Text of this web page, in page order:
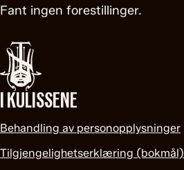
Fant ingen forestillinger.
I KULISSENE
Behandling av personopplysninger
Tilgjengelighetserklæring (bokmål)